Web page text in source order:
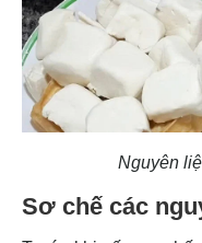
Nguyên
Sơ chế các